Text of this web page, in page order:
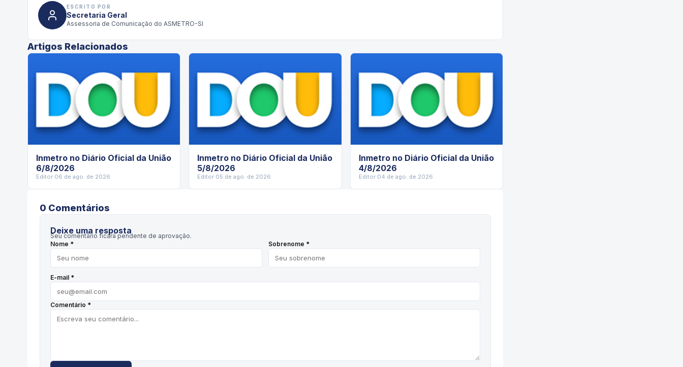
ESCRITO POR
Secretaria Geral
Assessoria de Comunicação do ASMETRO-SI
Artigos Relacionados
Inmetro no Diário Oficial da União
6/8/2026
Editor·06 de ago. de 2026
Inmetro no Diário Oficial da União
5/8/2026
Editor·05 de ago. de 2026
Inmetro no Diário Oficial da União
4/8/2026
Editor·04 de ago. de 2026
0 Comentários
Deixe uma resposta
Seu comentário ficará pendente de aprovação.
Nome *
Sobrenome *
E-mail *
Comentário *